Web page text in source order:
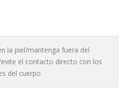
la piel/mantenga fuera del
el contacto directo con los
del cuerpo